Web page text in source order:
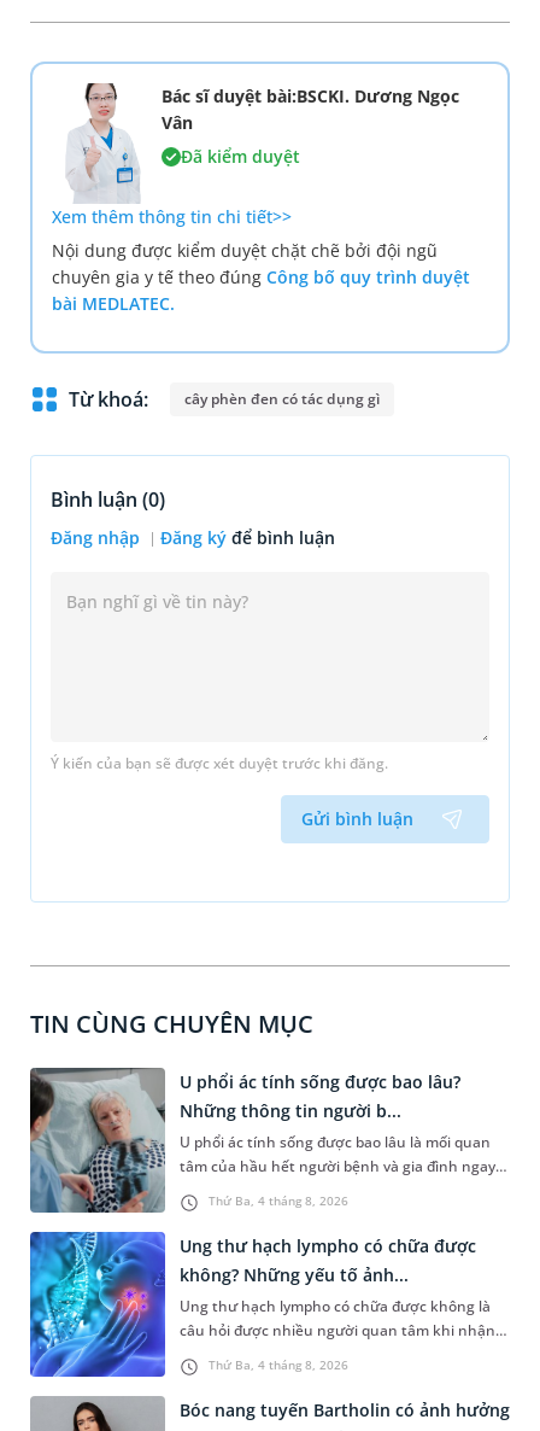
Bác sĩ duyệt bài:BSCKI. Dương Ngọc
Vân
Đã kiểm duyệt
Xem thêm thông tin chi tiết>>
Nội dung được kiểm duyệt chặt chẽ bởi đội ngũ
chuyên gia y tế theo đúng Công bố quy trình duyệt
bài MEDLATEC.
Từ khoá: cây phèn đen có tác dụng gì
Bình luận (0)
Đăng nhập Đăng ký để bình luận
Ý kiến của bạn sẽ được xét duyệt trước khi đăng.
Gửi bình luận
TIN CÙNG CHUYÊN MỤC
Thứ Ba, 4 tháng 8, 2026
U phổi ác tính sống được bao lâu?
Những thông tin người b...
U phổi ác tính sống được bao lâu là mối quan
tâm của hầu hết người bệnh và gia đình ngay
sau khi nhận chẩn đoán. Thực tế, thời gian
sống không thể xác định bằng một con số
chung mà phụ thuộc vào nhiều yếu tố như giai
đoạn bệnh, loại ung thư phổi, mức độ đáp ứng
điều trị và tình trạng sức khỏe tổng thể.
Thứ Ba, 4 tháng 8, 2026
Ung thư hạch lympho có chữa được
không? Những yếu tố ảnh...
Ung thư hạch lympho có chữa được không là
câu hỏi được nhiều người quan tâm khi nhận
chẩn đoán mắc bệnh. Bệnh phát sinh từ các tế
bào lympho thuộc hệ bạch huyết, bộ phận
tham gia vào cơ chế miễn dịch của cơ thể. Nhờ
Bóc nang tuyến Bartholin có ảnh hưởng